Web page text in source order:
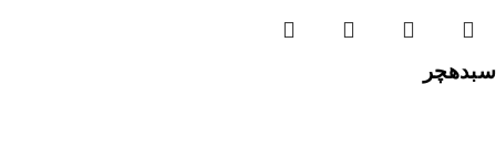
سبدهچر